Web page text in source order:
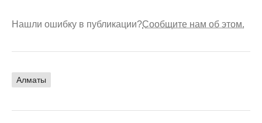
Нашли ошибку в публикации?Сообщите нам об этом.
Алматы